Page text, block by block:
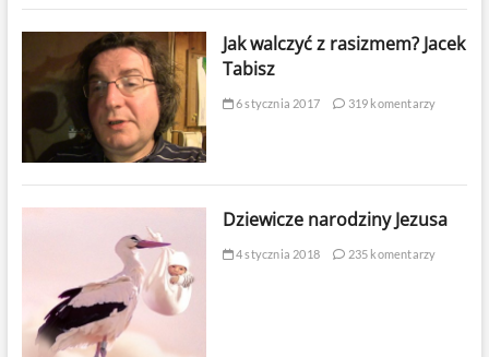
Jak walczyć z rasizmem? Jacek
Tabisz
6 stycznia 2017 319 komentarzy
Dziewicze narodziny Jezusa
4 stycznia 2018 235 komentarzy